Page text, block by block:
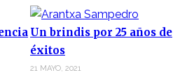
Un brindis por 25 años de
éxitos
21 MAYO, 2021